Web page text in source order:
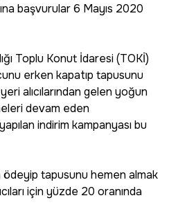
başvurular 6 Mayıs 2020
Toplu Konut İdaresi (TOKİ)
erken kapatıp tapusunu
alıcılarından gelen yoğun
devam eden
indirim kampanyası bu
ödeyip tapusunu hemen almak
için yüzde 20 oranında